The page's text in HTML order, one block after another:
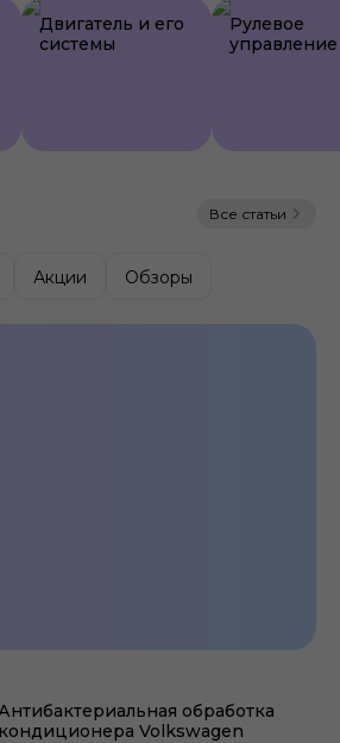
Двигатель и его
системы
Рулевое
управление
Все статьи
Акции Обзоры
Volkswagenобработка
кондиционера Volkswagen